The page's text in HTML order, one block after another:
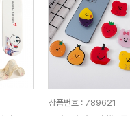
상품번호 : 789621